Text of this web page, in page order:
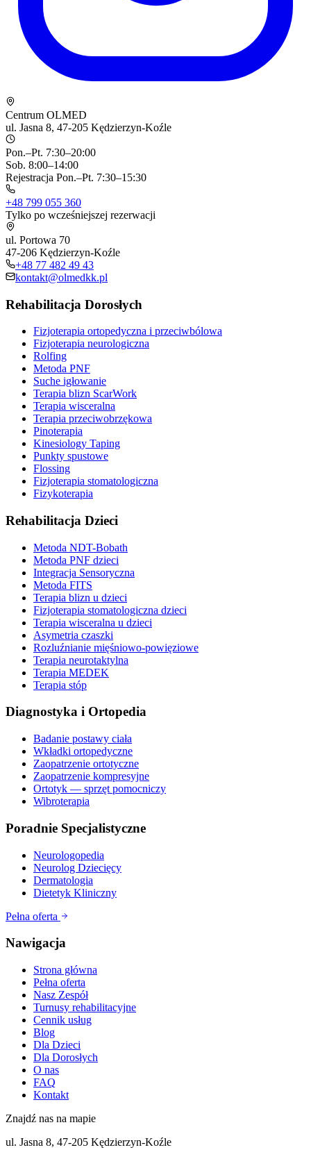
Centrum OLMED
ul. Jasna 8, 47-205 Kędzierzyn-Koźle
Pon.–Pt. 7:30–20:00
Sob. 8:00–14:00
Rejestracja Pon.–Pt. 7:30–15:30
+48 799 055 360
Tylko po wcześniejszej rezerwacji
ul. Portowa 70
47-206 Kędzierzyn-Koźle
+48 77 482 49 43
kontakt@olmedkk.pl
Rehabilitacja Dorosłych
Fizjoterapia ortopedyczna i przeciwbólowa
Fizjoterapia neurologiczna
Rolfing
Metoda PNF
Suche igłowanie
Terapia blizn ScarWork
Terapia wisceralna
Terapia przeciwobrzękowa
Pinoterapia
Kinesiology Taping
Punkty spustowe
Flossing
Fizjoterapia stomatologiczna
Fizykoterapia
Rehabilitacja Dzieci
Metoda NDT-Bobath
Metoda PNF dzieci
Integracja Sensoryczna
Metoda FITS
Terapia blizn u dzieci
Fizjoterapia stomatologiczna dzieci
Terapia wisceralna u dzieci
Asymetria czaszki
Rozluźnianie mięśniowo-powięziowe
Terapia neurotaktylna
Terapia MEDEK
Terapia stóp
Diagnostyka i Ortopedia
Badanie postawy ciała
Wkładki ortopedyczne
Zaopatrzenie ortotyczne
Zaopatrzenie kompresyjne
Ortotyk — sprzęt pomocniczy
Wibroterapia
Poradnie Specjalistyczne
Neurologopedia
Neurolog Dziecięcy
Dermatologia
Dietetyk Kliniczny
Pełna oferta
Nawigacja
Strona główna
Pełna oferta
Nasz Zespół
Turnusy rehabilitacyjne
Cennik usług
Blog
Dla Dzieci
Dla Dorosłych
O nas
FAQ
Kontakt
Znajdź nas na mapie
ul. Jasna 8, 47-205 Kędzierzyn-Koźle